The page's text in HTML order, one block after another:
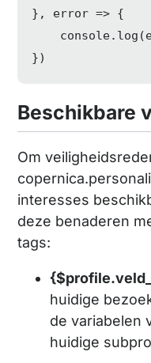
}, error => {
console
})
Beschikbare
Om
interesses
deze benaderen
tags:
huidige
de variabelen
huidige